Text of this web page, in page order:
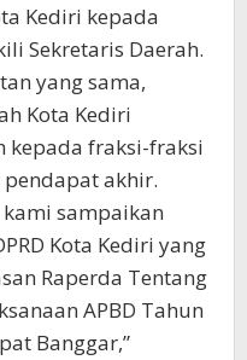
Kediri kepada
Sekretaris Daerah.
yang sama,
Kota Kediri
kepada fraksi-fraksi
akhir.
sampaikan
Kota Kediri yang
Raperda Tentang
APBD Tahun
Banggar,”